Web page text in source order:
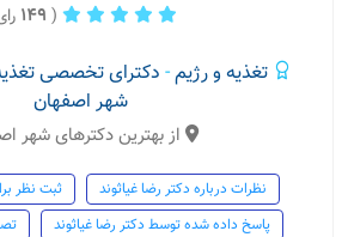
(
149
تغذیه و رژیم- دکترای تخصصی
شهر اصفهان
از بهترین دکترهای شهر
نظرات درباره دکتر رضا غیاثوند
ثبت نظر
پاسخ داده شده توسط دکتر رضا غیاثوند